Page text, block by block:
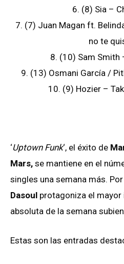
6. (8) Sia –
7. (7) Juan Magan ft.
no te
8. (10) Sam Smith
9. (13) Osmani García /
10. (9) Hozier –
‘Uptown Funk‘, el éxito de
Mars, se mantiene en el
singles una semana más. Por
Dasoul protagoniza el
absoluta de la semana
Estas son las entradas